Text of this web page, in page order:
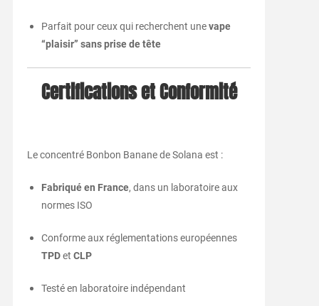
Parfait pour ceux qui recherchent unevape
“plaisir” sans prise de tête
Certifications et Conformité
Le concentré Bonbon Banane de Solana est :
Fabriqué en France, dans un laboratoire aux
normes ISO
Conforme aux réglementations européennes
TPDet CLP
Testé en laboratoire indépendant